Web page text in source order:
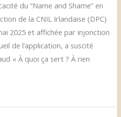
du “Name and Shame” en
de la CNIL Irlandaise (DPC)
2025 et affichée par injonction
de l’application, a suscité
« À quoi ça sert ? À rien